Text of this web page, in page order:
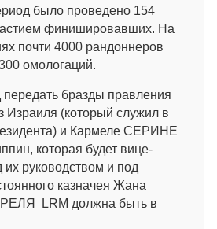
было проведено 154
финишировавших. На
почти 4000 рандоннеров
омологаций.
бразды правления
(который служил в
и Кармеле СЕРИНЕ
которая будет вице-
руководством и под
казначея Жана
LRM должна быть в